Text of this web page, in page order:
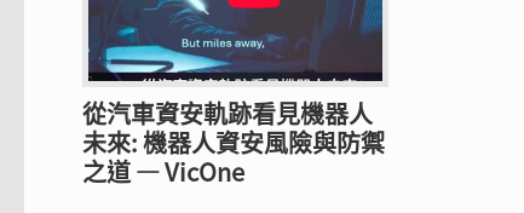
從汽車資安軌跡看見機器人
未來: 機器人資安風險與防禦
之道 — VicOne